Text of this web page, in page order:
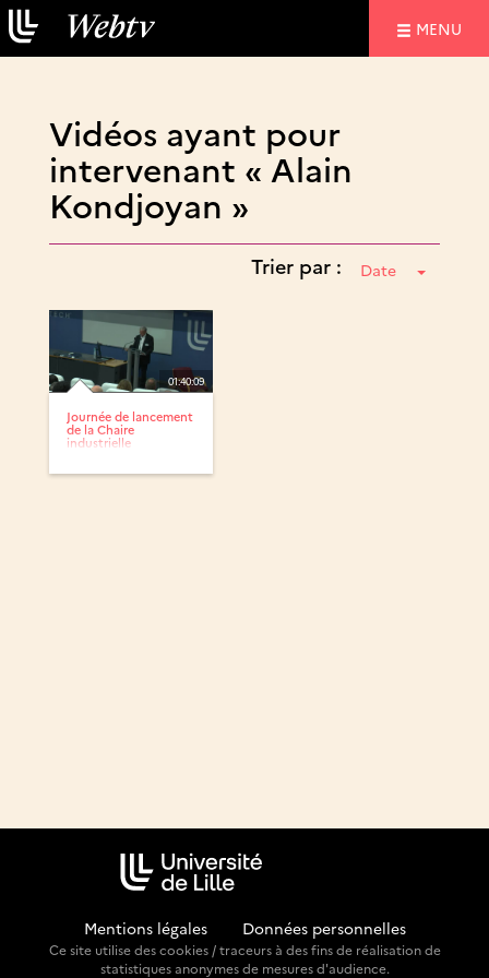
MENU
Vidéos ayant pour
intervenant « Alain
Kondjoyan »
Trier par : Date
01:40:09
Journée de lancement
de la Chaire
industrielle
Mentions légales Données personnelles
Ce site utilise des cookies / traceurs à des fins de réalisation de
statistiques anonymes de mesures d'audience.